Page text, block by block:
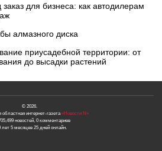
для бизнеса: как автодилерам
алмазного диска
приусадебной территории: от
до высадки растений
© 2026.
областная интернет-газета «Новости N»
новостей, 0 комментариев
лет 5 месяцев 25 дней онлайн.